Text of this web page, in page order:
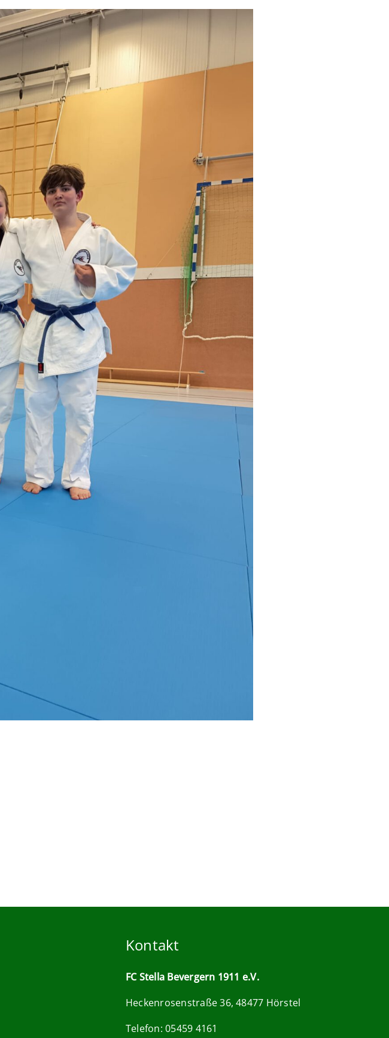
Kontakt
FC Stella Bevergern 1911 e.V.
Heckenrosenstraße 36, 48477 Hörstel
Telefon: 05459 4161